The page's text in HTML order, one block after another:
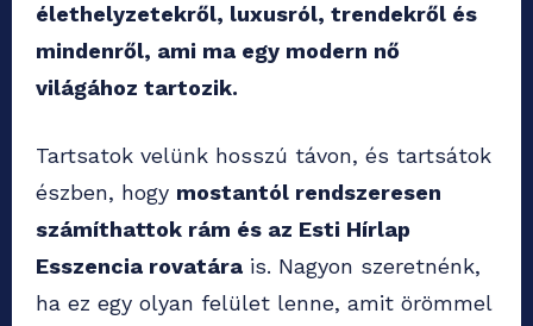
élethelyzetekről, luxusról, trendekről és
mindenről, ami ma egy modern nő
világához tartozik.
Tartsatok velünk hosszú távon, és tartsátok
észben, hogy mostantól rendszeresen
számíthattok rám és az Esti Hírlap
Esszencia rovatára is. Nagyon szeretnénk,
ha ez egy olyan felület lenne, amit örömmel